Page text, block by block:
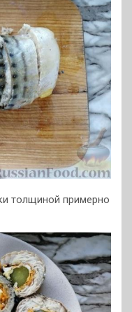
толщиной примерно